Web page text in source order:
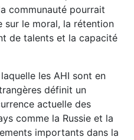
communauté pourrait
sur le moral, la rétention
de talents et la capacité
les AHI sont en
définit un
actuelle des
comme la Russie et la
importants dans la